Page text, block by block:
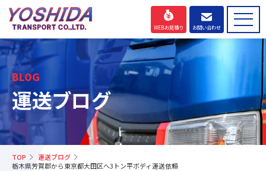
WEBお見積り お問い合わせ
BLOG
運送ブログ
TOP
運送ブログ
栃木県芳賀郡から東京都大田区へ3トン平ボディ運送依頼